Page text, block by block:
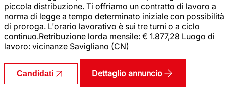
piccola distribuzione. Ti offriamo un contratto di lavoro a
norma di legge a tempo determinato iniziale con possibilità
di proroga. L'orario lavorativo è sui tre turni o a ciclo
continuo.Retribuzione lorda mensile: € 1.877,28 Luogo di
lavoro: vicinanze Savigliano (CN)
Candidati Dettaglio annuncio